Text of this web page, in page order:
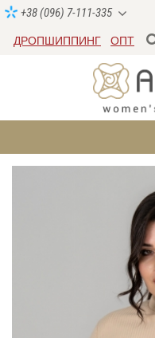
+38 (096) 7-111-335
ДРОПШИППИНГ ОПТ